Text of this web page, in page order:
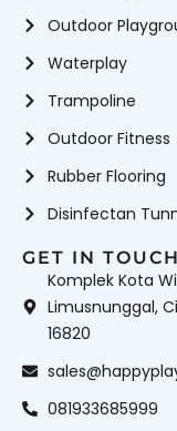
Outdoor
Waterplay
Trampoline
Outdoor Fitness
Rubber Flooring
Disinfectan
GET IN TOUCH
Komplek Kota
Limusnunggal,
16820
081933685999